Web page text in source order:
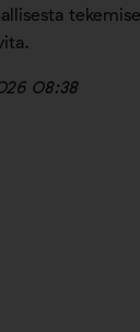
08:38